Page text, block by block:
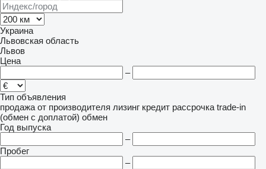
Украина
Львовская область
Львов
Цена
–
Тип объявления
продажа от производителя лизинг кредит рассрочка trade-in
(обмен с доплатой) обмен
Год выпуска
–
Пробег
–